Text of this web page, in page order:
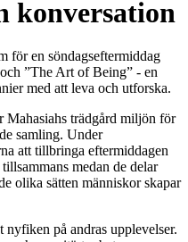
konversation
för en söndagseftermiddag
”The Art of Being” - en
med att leva och utforska.
trädgård miljön för
samling. Under
att tillbringa eftermiddagen
medan de delar
olika sätten människor skapar
på andras upplevelser.